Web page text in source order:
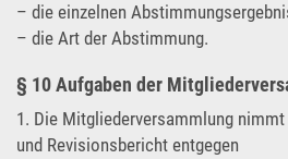
– die einzelnen
– die Art der Abstimmung.
§ 10 Aufgaben der
1. Die Mitgliederversammlung
und Revisionsbericht entgegen